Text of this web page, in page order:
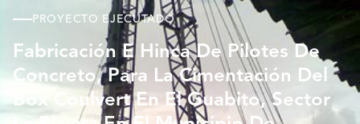
PROYECTO EJECUTADO
Fabricación E Hinca De Pilotes De
Concreto, Para La Cimentación Del
Box Coulvert En El Guabito, Sector